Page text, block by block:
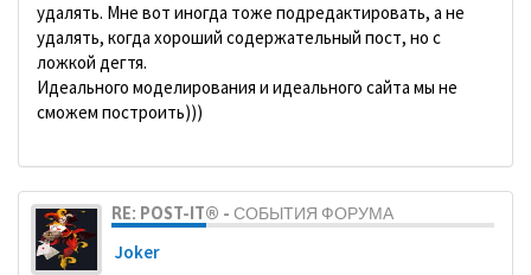
удалять. Мне вот иногда тоже подредактировать, а не
удалять, когда хороший содержательный пост, но с
ложкой дегтя.
Идеального моделирования и идеального сайта мы не
сможем построить)))
RE: POST-IT® - СОБЫТИЯ ФОРУМА
Joker